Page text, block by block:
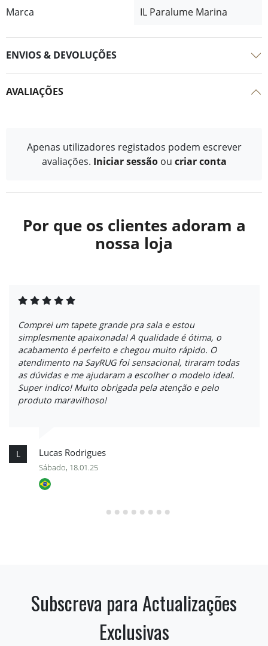
Marca IL Paralume Marina
ENVIOS & DEVOLUÇÕES
AVALIAÇÕES
Apenas utilizadores registados podem escrever
avaliações. Iniciar sessão ou criar conta
Por que os clientes adoram a
nossa loja
Comprei um tapete grande pra sala e estou
simplesmente apaixonada! A qualidade é ótima, o
acabamento é perfeito e chegou muito rápido. O
atendimento na SayRUG foi sensacional, tiraram todas
as dúvidas e me ajudaram a escolher o modelo ideal.
Super indico! Muito obrigada pela atenção e pelo
produto maravilhoso!
L Lucas Rodrigues
Sábado, 18.01.25
Subscreva para Actualizações
Exclusivas